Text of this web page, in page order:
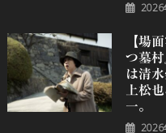
2026
【場
つ墓
は清
上松
一。
2026